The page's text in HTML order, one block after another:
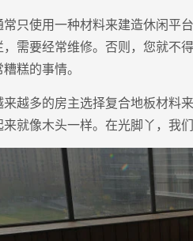
只使用一种材料来建造休闲平
，需要经常维修。否则，您就不
糕的事情。
越多的房主选择复合地板材料
来就像木头一样。在光脚丫，我